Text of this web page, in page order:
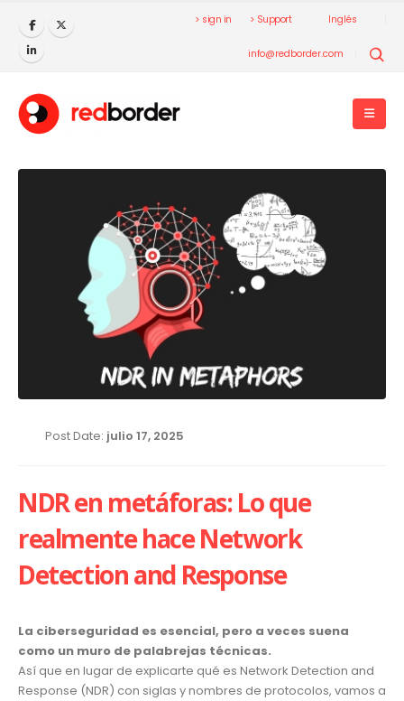
> sign in > Support Inglés
info@redborder.com
Post Date: julio 17, 2025
NDR en metáforas: Lo que
realmente hace Network
Detection and Response
La ciberseguridad es esencial, pero a veces suena
como un muro de palabrejas técnicas.
Así que en lugar de explicarte qué es Network Detection and
Response (NDR) con siglas y nombres de protocolos, vamos a